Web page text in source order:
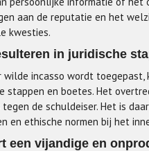
aan de reputatie en het
kwesties.
in juridische
wilde incasso wordt
stappen en boetes. Het
de schuldeiser. Het is
en ethische normen bij het
een vijandige en